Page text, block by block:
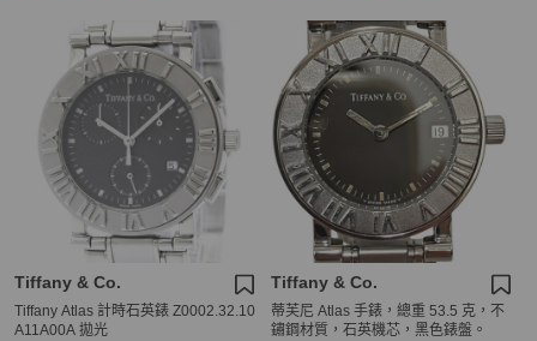
Tiffany & Co.
Tiffany Atlas 計時石英錶 Z0002.32.10
A11A00A 拋光
Tiffany & Co.
蒂芙尼 Atlas 手錶，總重 53.5 克，不
鏽鋼材質，石英機芯，黑色錶盤。